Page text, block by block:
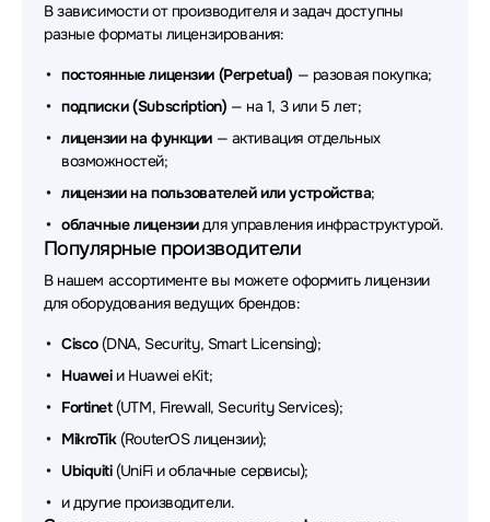
В зависимости от производителя и задач доступны
разные форматы лицензирования:
постоянные лицензии (Perpetual) — разовая покупка;
подписки (Subscription) — на 1, 3 или 5 лет;
лицензии на функции — активация отдельных
возможностей;
лицензии на пользователей или устройства;
облачные лицензиидля управления инфраструктурой.
Популярные производители
В нашем ассортименте вы можете оформить лицензии
для оборудования ведущих брендов:
Cisco(DNA, Security, Smart Licensing);
Huaweiи Huawei eKit;
Fortinet(UTM, Firewall, Security Services);
MikroTik(RouterOS лицензии);
Ubiquiti(UniFi и облачные сервисы);
и другие производители.